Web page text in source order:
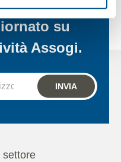
su
Assogi.
INVIA
settore